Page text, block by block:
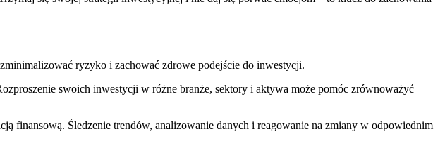
ryzyko i zachować zdrowe podejście do inwestycji.
swoich inwestycji w różne branże, sektory i aktywa może pomóc zrównoważyć
finansową. Śledzenie trendów, ‍analizowanie danych i reagowanie na⁣ zmiany w odpowiednim